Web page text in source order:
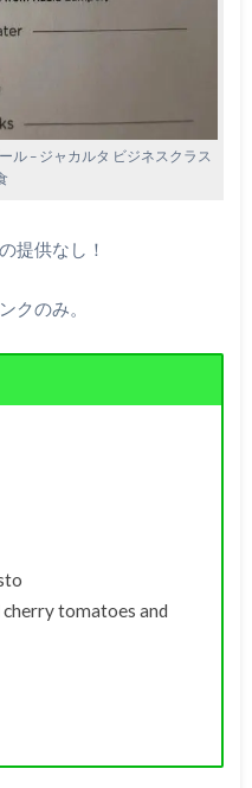
ル – ジャカルタ ビジネスクラス
提供なし！
クのみ。
tomatoes and